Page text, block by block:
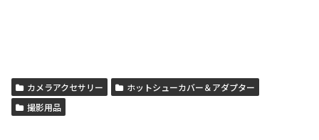
カメラアクセサリー
ホットシューカバー＆アダプター
撮影用品